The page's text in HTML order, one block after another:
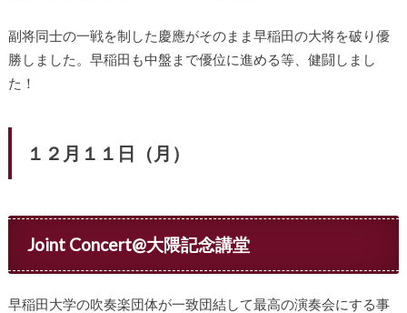
副将同士の一戦を制した慶應がそのまま早稲田の大将を破り優
勝しました。早稲田も中盤まで優位に進める等、健闘しまし
た！
１２月１１日（月）
Joint Concert@大隈記念講堂
早稲田大学の吹奏楽団体が一致団結して最高の演奏会にする事